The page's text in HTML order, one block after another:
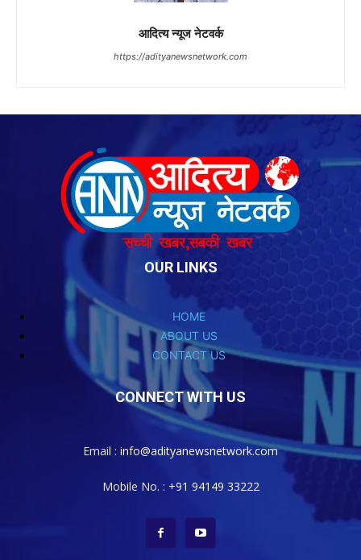
OUR LINKS
HOME
ABOUT US
CONTACT US
CONNECT WITH US
Email : info@adityanewsnetwork.com
Mobile No. : +91 94149 33222